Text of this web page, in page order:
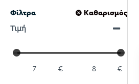
Φίλτρα Καθαρισμός
Τιμή
€ €